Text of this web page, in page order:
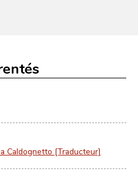
Caldognetto [Traducteur]